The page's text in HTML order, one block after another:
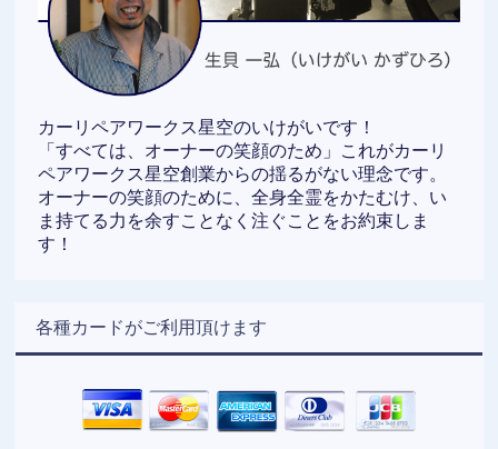
カーリペアワークス星空のいけがいです！
「すべては、オーナーの笑顔のため」これがカーリ
ペアワークス星空創業からの揺るがない理念です。
オーナーの笑顔のために、全身全霊をかたむけ、い
ま持てる力を余すことなく注ぐことをお約束しま
す！
各種カードがご利用頂けます